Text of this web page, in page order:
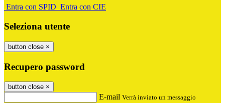
Entra con SPID Entra con CIE
Seleziona utente
button close ×
Recupero password
button close ×
E-mail Verrà inviato un messaggio